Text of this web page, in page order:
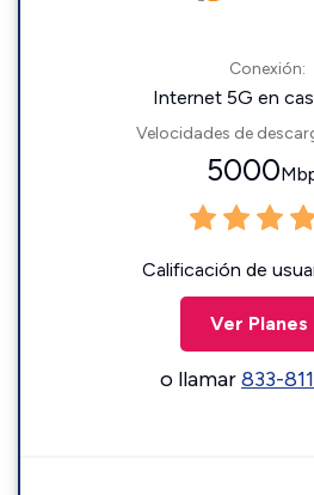
Conexión:
Internet 5G en
Velocidades de
5000
Calificación de
Ver Planes
o llamar833-